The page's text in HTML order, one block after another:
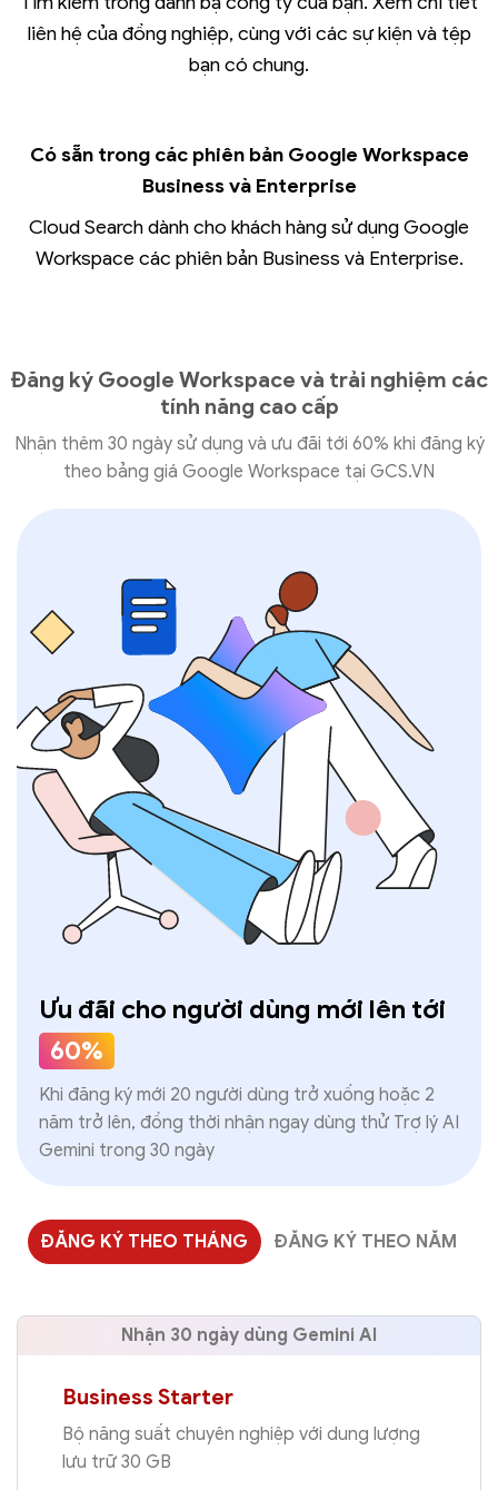
liên hệ của đồng nghiệp, cùng với các sự kiện và tệp
bạn có chung.
Có sẵn trong các phiên bản Google Workspace
Business và Enterprise
Cloud Search dành cho khách hàng sử dụng Google
Workspace các phiên bản Business và Enterprise.
Đăng ký Google Workspace và trải nghiệm các
tính năng cao cấp
Nhận thêm 30 ngày sử dụng và ưu đãi tới 60% khi đăng ký
theo bảng giá Google Workspace tại GCS.VN
Ưu đãi cho người dùng mới lên tới
60%
Khi đăng ký mới 20 người dùng trở xuống hoặc 2
năm trở lên, đồng thời nhận ngay dùng thử Trợ lý AI
Gemini trong 30 ngày
ĐĂNG KÝ THEO THÁNG ĐĂNG KÝ THEO NĂM
Nhận 30 ngày dùng Gemini AI
Business Starter
Bộ năng suất chuyên nghiệp với dung lượng
lưu trữ 30 GB